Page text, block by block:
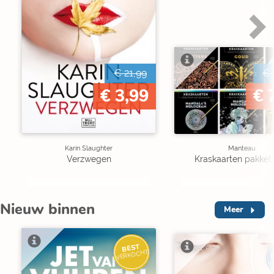
€ 21,99
€ 3,99
Karin Slaughter
Verzwegen
€
€
Manteau
Kraskaarten pakket
Nieuw binnen Meer
BEST
VERKOCHT